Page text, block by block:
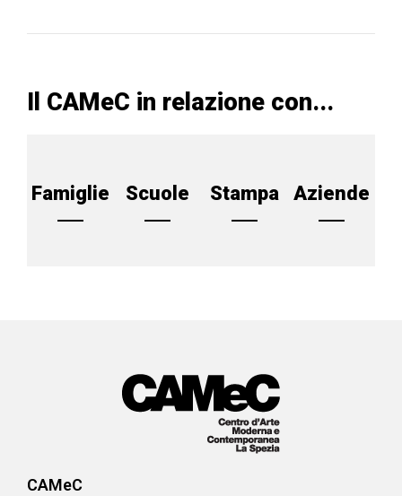
Il CAMeC in relazione con...
Famiglie Scuole Stampa Aziende
CAMeC